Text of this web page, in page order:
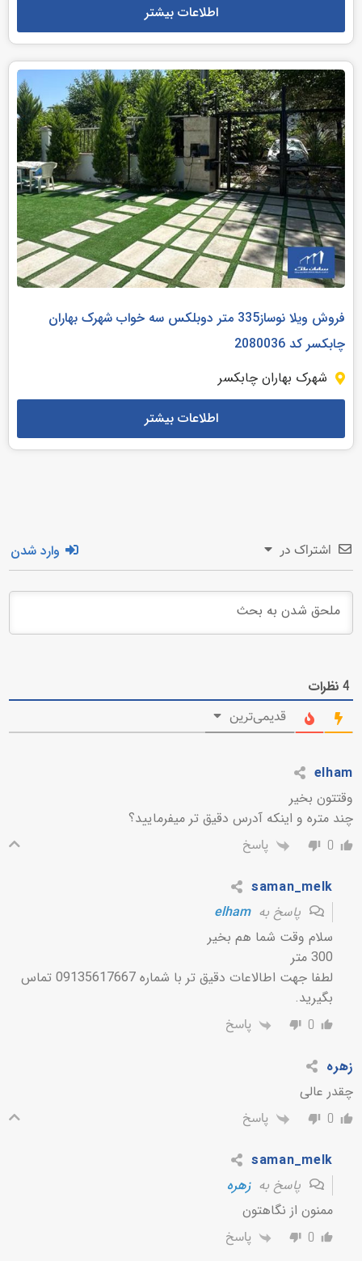
اطلاعات بیشتر
فروش ویلا نوساز335 متر دوبلکس سه خواب شهرک بهاران
چابکسر کد 2080036
شهرک بهاران چابکسر
اطلاعات بیشتر
اشتراک در وارد شدن
4نظرات
قدیمی‌ترین
elham
وقتتون بخیر
چند متره و اینکه آدرس دقیق تر میفرمایید؟
0 پاسخ
saman_melk
پاسخ بهelham
سلام وقت شما هم بخیر
300 متر
لطفا جهت اطالاعات دقیق تر با شماره 09135617667 تماس
بگیرید.
0 پاسخ
زهره
چقدر عالی
0 پاسخ
saman_melk
پاسخ بهزهره
ممنون از نگاهتون
0 پاسخ